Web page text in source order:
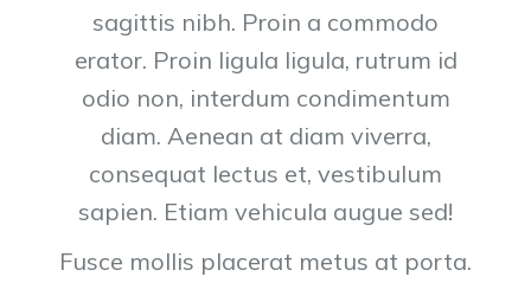
sagittis nibh. Proin a commodo
erator. Proin ligula ligula, rutrum id
odio non, interdum condimentum
diam. Aenean at diam viverra,
consequat lectus et, vestibulum
sapien. Etiam vehicula augue sed!
Fusce mollis placerat metus at porta.